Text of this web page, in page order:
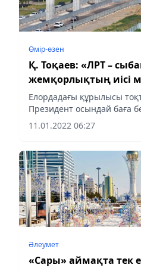
Өмір-өзен
Қ. Тоқаев: «ЛРТ –
жемқорлықтың иісі
жоба»
Елордадағы құрылысы
Президент осындай баға
11.01.2022 06:27
Әлеумет
«Сары» аймақта тек